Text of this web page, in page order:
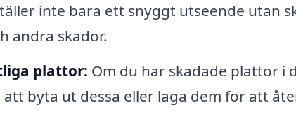
inte bara ett snyggt utseende utan
andra skador.
plattor: Om du har skadade plattor i
byta ut dessa eller laga dem för att